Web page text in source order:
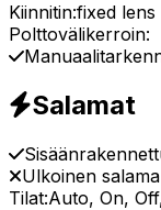
Kiinnitin:fixed lens
Polttovälikerroin:
Salamat
Ulkoinen salama
Tilat:Auto, On,